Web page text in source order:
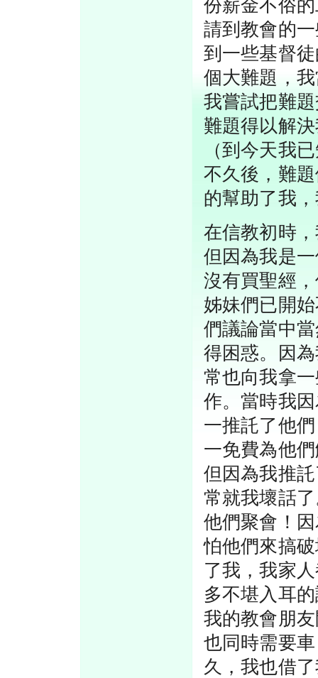
份薪金不俗
請到教會的
到一些基督
個大難題，
我嘗試把難
難題得以解
（到今天我
不久後，難
的幫助了我
在信教初時
但因為我是
沒有買聖經
姊妹們已開
們議論當中
得困惑。因
常也向我拿
作。當時我
一推託了他
一免費為他
但因為我推
常就我壞話
他們聚會！
怕他們來搞
了我，我家
多不堪入耳
我的教會朋
也同時需要
久，我也借